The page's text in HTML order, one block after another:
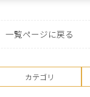
一覧ページに戻る
カテゴリ